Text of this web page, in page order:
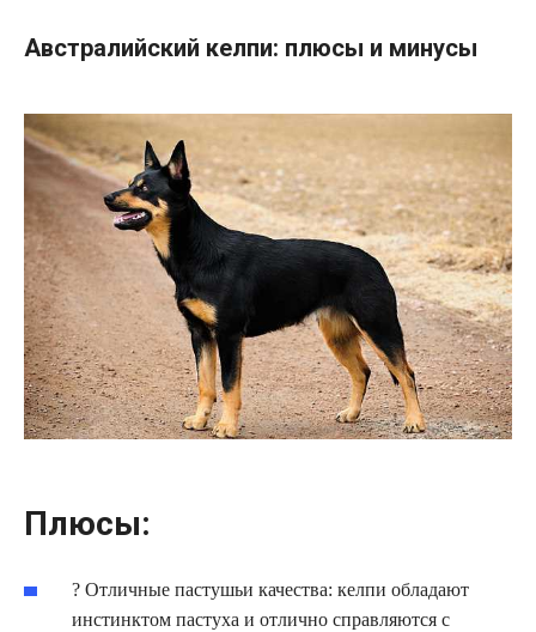
Австралийский келпи: плюсы и минусы
Плюсы:
? Отличные пастушьи качества: келпи обладают
инстинктом пастуха и отлично справляются с